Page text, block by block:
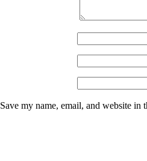
Save my name, email, and website in